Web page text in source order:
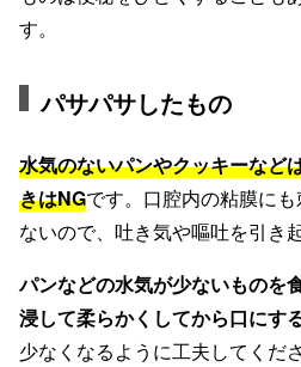
す。
パサパサしたもの
水気のないパンやクッキーなど
きはNGです。口腔内の粘膜に
ないので、吐き気や嘔吐を引き
パンなどの水気が少ないものを
浸して柔らかくしてから口にす
少なくなるように工夫してくださ